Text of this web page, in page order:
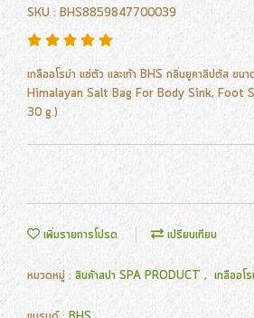
SKU : BHS8859847700039
เกลืออโรม่า แช่ตัว และเท้า BHS กลิ่นยูคาลิปตัส ข
Himalayan Salt Bag For Body Sink, Foot
30 g.)
เพิ่มรายการโปรด เปรียบเทียบ
หมวดหมู่ : สินค้าสปา SPA PRODUCT , เกลืออโ